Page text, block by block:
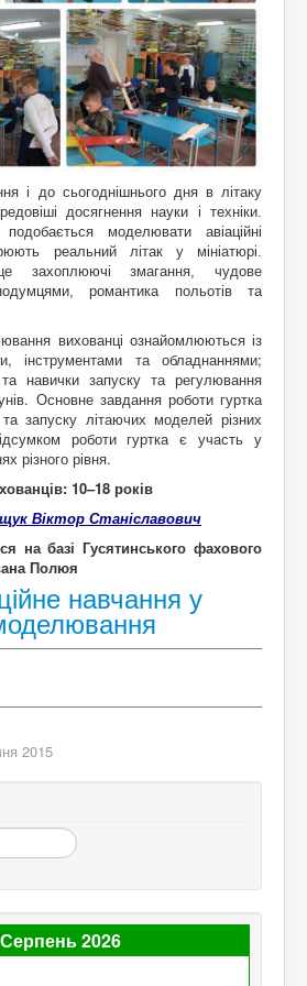
і до сьогоднішнього дня в літаку
досягнення науки і техніки.
моделювати авіаційні
реальний літак у мініатюрі.
захоплюючі змагання, чудове
романтика польотів та
вихованці ознайомлюються із
інструментами та обладнаннями;
навички запуску та регулювання
Основне завдання роботи гуртка
запуску літаючих моделей різних
роботи гуртка є участь у
різного рівня.
10–18 років
Віктор Станіславович
на базі Гусятинського фахового
Полюя
навчання у
2015
Серпень 2026